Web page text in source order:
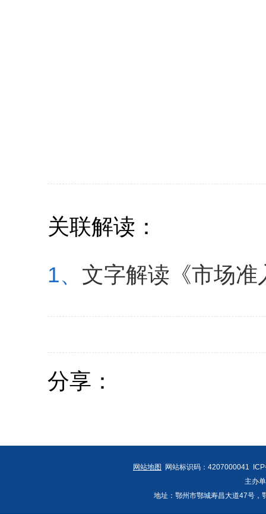
关联解读：
1、 文字解读《市场
分享：
网站地图
网站标识码：4207000041
主办
地址：鄂州市鄂城寿昌大道47号